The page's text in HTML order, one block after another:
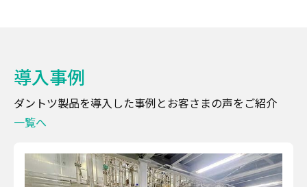
導入事例
ダントツ製品を導入した事例とお客さまの声をご紹介
一覧へ